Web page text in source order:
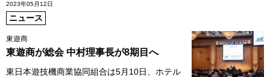
2023年05月12日
ニュース
東遊商
東遊商が総会 中村理事長が8期目へ
東日本遊技機商業協同組合は5月10日、ホテル